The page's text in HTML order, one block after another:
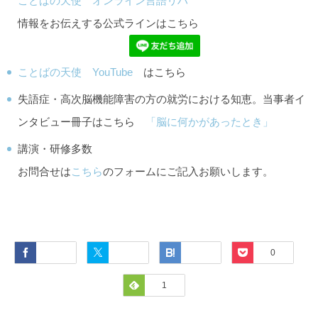
情報をお伝えする公式ラインはこちら
ことばの天使 YouTube はこちら
失語症・高次脳機能障害の方の就労における知恵。当事者イ
ンタビュー冊子はこちら
「脳に何かがあったとき」
講演・研修多数
お問合せはこちらのフォームにご記入お願いします。
Pocket
0
Feedly
1